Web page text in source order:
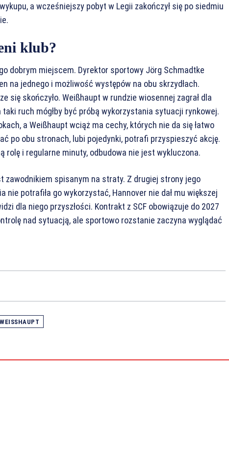
a wcześniejszy pobyt w Legii zakończył się po siedmiu
klub?
dobrym miejscem. Dyrektor sportowy Jörg Schmadtke
na jednego i możliwość występów na obu skrzydłach.
się skończyło. Weißhaupt w rundzie wiosennej zagrał dla
ruch mógłby być próbą wykorzystania sytuacji rynkowej.
a Weißhaupt wciąż ma cechy, których nie da się łatwo
po obu stronach, lubi pojedynki, potrafi przyspieszyć akcję.
rolę i regularne minuty, odbudowa nie jest wykluczona.
zawodnikiem spisanym na straty. Z drugiej strony jego
nie potrafiła go wykorzystać, Hannover nie dał mu większej
dla niego przyszłości. Kontrakt z SCF obowiązuje do 2027
nad sytuacją, ale sportowo rozstanie zaczyna wyglądać